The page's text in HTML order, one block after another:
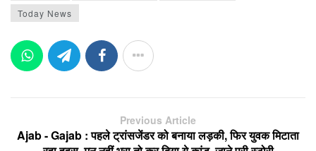
Today News
Previous Article
Ajab - Gajab : पहले ट्रांसजेंडर को बनाया लड़की, फिर युवक मिटाता